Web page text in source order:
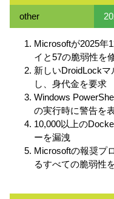
other
Microsoftが2025年
イと57の脆弱性を
新しいDroidLock
し、身代金を要求
Windows
の実行時に警告を
10,000以上の
ーを漏洩
Microsoftの報奨プ
るすべての脆弱性